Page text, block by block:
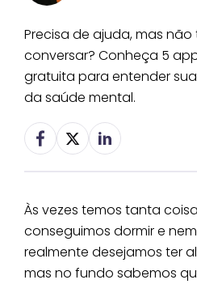
Precisa de ajuda, mas
conversar? Conheça 5
gratuita para entender
da saúde mental.
Às vezes temos tanta
conseguimos dormir e
realmente desejamos ter
mas no fundo sabemos